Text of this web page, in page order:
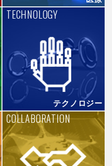
テクノロジー
TECHNOLOGY
COLLABORATION